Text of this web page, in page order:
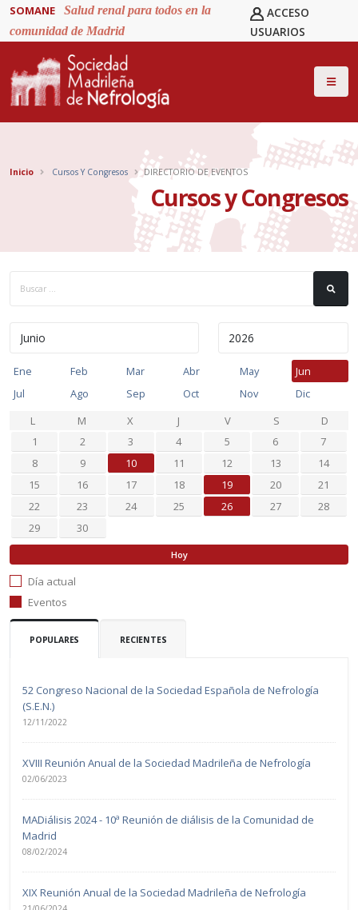
SOMANE
Salud renal para todos en la
comunidad de Madrid
ACCESO
USUARIOS
Inicio Cursos Y Congresos DIRECTORIO DE EVENTOS
Cursos y Congresos
Ene Feb Mar Abr May
Jun
Jul
Ago Sep Oct Nov
Dic
L
M X J V S
D
1
2 3 4 5 6
7
8
9 10 11 12 13
14
15
16 17 18 19 20
21
22
23 24 25 26 27
28
29
30
Hoy
Día actual
Eventos
POPULARES RECIENTES
52 Congreso Nacional de la Sociedad Española de Nefrología
(S.E.N.)
12/11/2022
XVIII Reunión Anual de la Sociedad Madrileña de Nefrología
02/06/2023
MADiálisis 2024 - 10ª Reunión de diálisis de la Comunidad de
Madrid
08/02/2024
XIX Reunión Anual de la Sociedad Madrileña de Nefrología